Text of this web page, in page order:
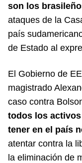
son los
ataques de la
país
de Estado al
El Gobierno de
magistrado
caso contra
todos los
tener en el país
atentar contra la
la eliminación de